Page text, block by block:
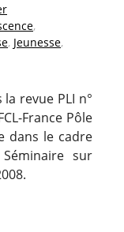
,
, Jeunesse,
revue PLI n°
France Pôle
dans le cadre
sur